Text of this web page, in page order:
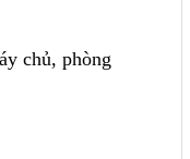
chủ, phòng